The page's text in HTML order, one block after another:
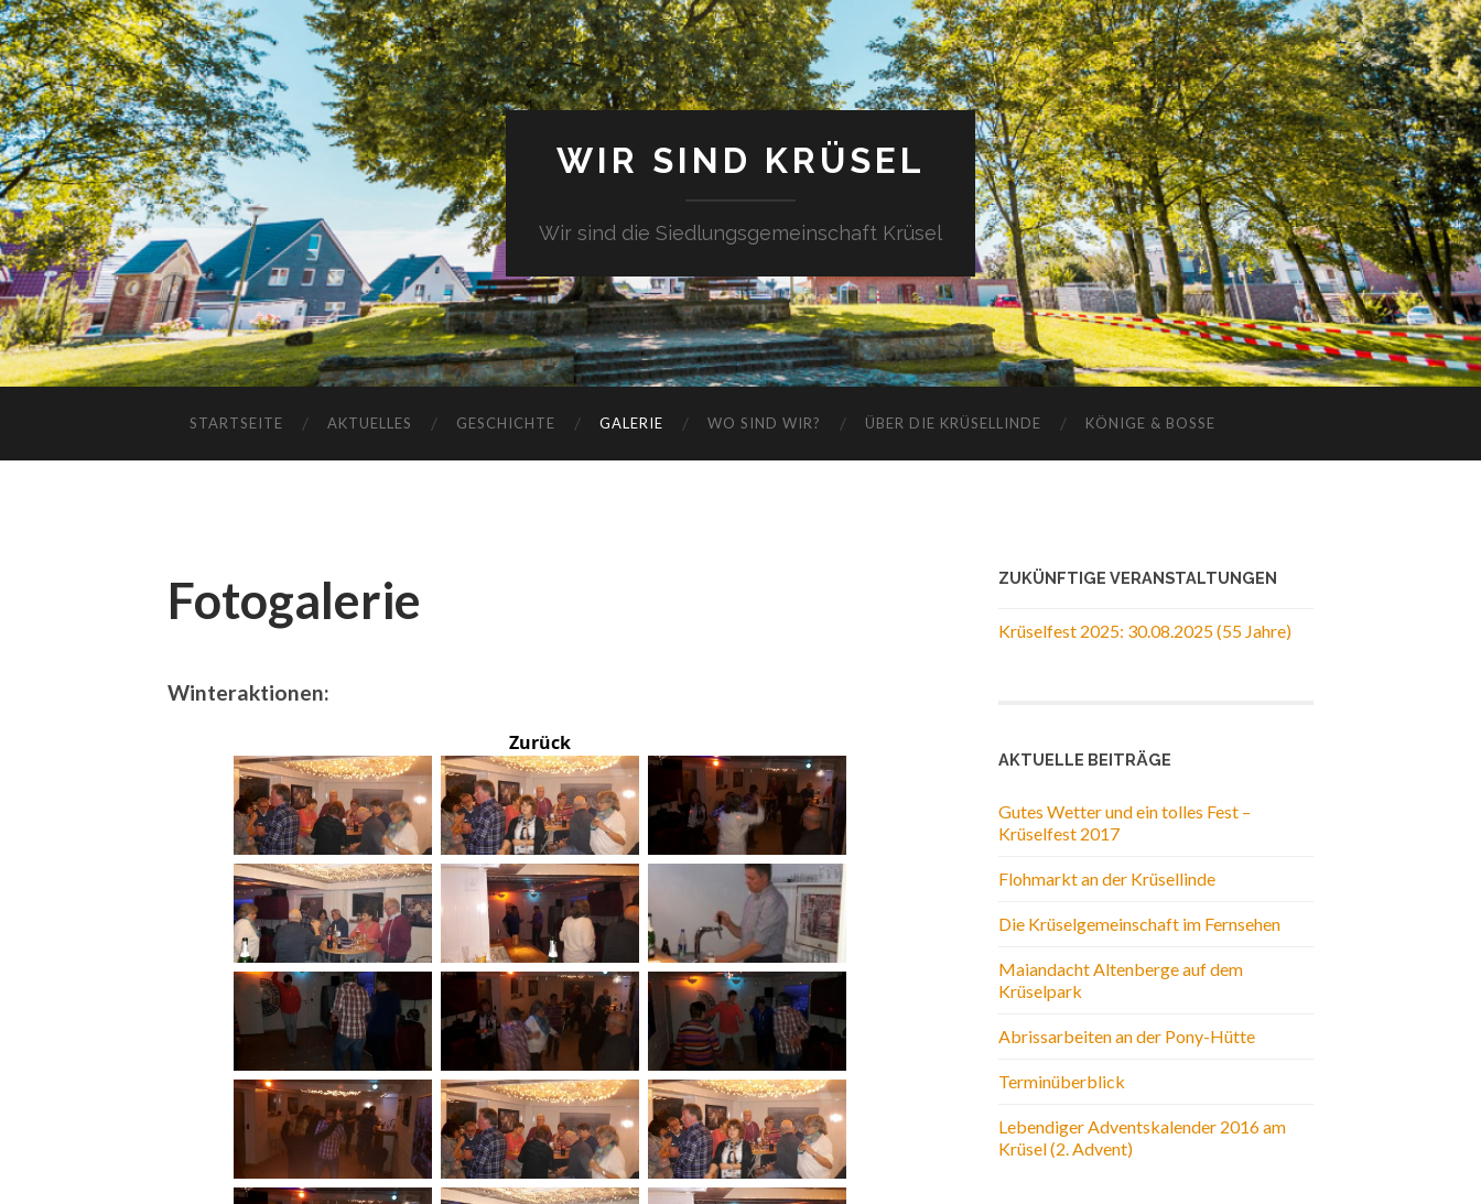
WIR SIND KRÜSEL
Wir sind die Siedlungsgemeinschaft Krüsel
STARTSEITE AKTUELLES GESCHICHTE GALERIE WO SIND WIR? ÜBER DIE KRÜSELLINDE KÖNIGE & BOSSE
Fotogalerie
Winteraktionen:
Zurück
ZUKÜNFTIGE VERANSTALTUNGEN
Krüselfest 2025: 30.08.2025 (55 Jahre)
AKTUELLE BEITRÄGE
Gutes Wetter und ein tolles Fest –
Krüselfest 2017
Flohmarkt an der Krüsellinde
Die Krüselgemeinschaft im Fernsehen
Maiandacht Altenberge auf dem
Krüselpark
Abrissarbeiten an der Pony-Hütte
Terminüberblick
Lebendiger Adventskalender 2016 am
Krüsel (2. Advent)